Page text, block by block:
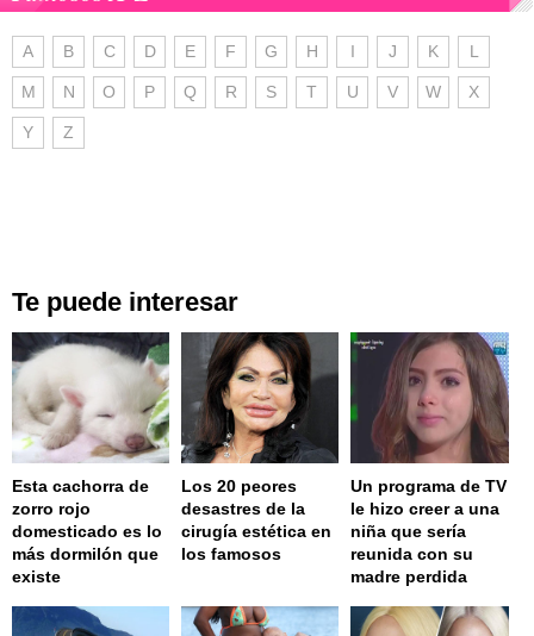
A B C D E F G H I J K L
M N O P Q R S T U V W X
Y Z
Te puede interesar
Esta cachorra de
zorro rojo
domesticado es lo
más dormilón que
existe
Los 20 peores
desastres de la
cirugía estética en
los famosos
Un programa de TV
le hizo creer a una
niña que sería
reunida con su
madre perdida